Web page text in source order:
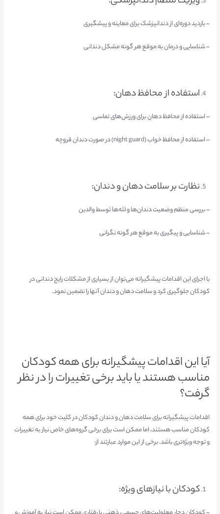
– بازدید دوره‌ای از دندانپزشک برای معاینه و پیشگیری
– شناسایی و درمان به موقع هر گونه مشکل دندانی
استفاده از محافظ دهان:
– استفاده از محافظ دهان برای ورزش‌های تماسی
– استفاده از محافظ خواب (night guard) در صورت دندان قروچه
نظارت بر سلامت دهان و دندان:
– بررسی منظم وضعیت دندان‌ها و لثه‌ها توسط والدین
– شناسایی و پیگیری به موقع هر گونه نگرانی
با اجرای این اقدامات پیشگیرانه می‌توان از بسیاری از مشکلات رایج دندانی در
کودکان جلوگیری کرد و سلامت دهان و دندان آنها را تضمین نمود.
آیا این اقدامات پیشگیرانه برای همه کودکان
مناسب هستند یا باید برخی تغییرات را در نظر
گرفت؟
اقدامات پیشگیرانه برای سلامت دهان و دندان کودکان در کلیت خود برای همه
کودکان مناسب هستند، اما ممکن است برای برخی گروه‌های خاص نیاز به تغییرات
و توجه ویژه‌تری باشد. برخی از این موارد عبارتند از:
کودکان با نیازهای ویژه: